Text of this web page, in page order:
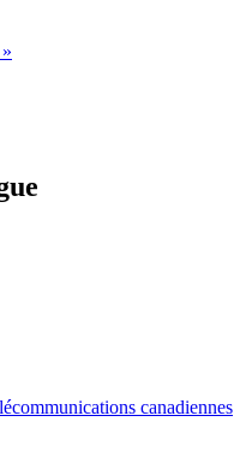
canadiennes